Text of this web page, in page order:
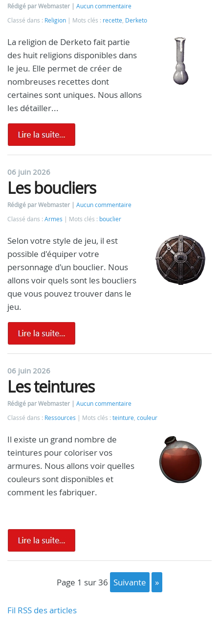
Rédigé par Webmaster
Aucun commentaire
Classé dans : Religion Mots clés : recette, Derketo
La religion de Derketo fait partie
des huit religions disponibles dans
le jeu. Elle permet de créer de
nombreuses recettes dont
certaines sont uniques. Nous allons
les détailler...
06 juin 2026
Les boucliers
Rédigé par Webmaster
Aucun commentaire
Classé dans : Armes Mots clés : bouclier
Selon votre style de jeu, il est
possible d'équiper votre
personnage d'un bouclier. Nous
allons voir quels sont les boucliers
que vous pouvez trouver dans le
jeu.
06 juin 2026
Les teintures
Rédigé par Webmaster
Aucun commentaire
Classé dans : Ressources Mots clés : teinture, couleur
Il existe un grand nombre de
teintures pour coloriser vos
armures. Nous allons voir quelles
couleurs sont disponibles et
comment les fabriquer.
page 1 sur 36 suivante »
Fil RSS des articles